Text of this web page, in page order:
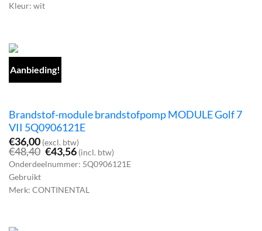
Kleur: wit
Aanbieding!
Brandstof-module brandstofpomp MODULE Golf 7
VII 5Q0906121E
€36,00 (excl. btw)
€48,40 Oorspronkelijke
prijs
was:
€43,56Huidige
prijs
is:
(incl. btw)
Onderdeelnummer: 5Q0906121E
Gebruikt
Merk: CONTINENTAL